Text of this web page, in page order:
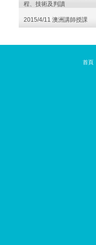
程、技術及判讀
2015/4/11 澳洲講師授課
首頁